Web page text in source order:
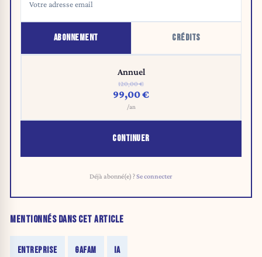
ABONNEMENT CRÉDITS
Annuel
120,00 €
99,00 €
/an
CONTINUER
Déjà abonné(e) ?Se connecter
MENTIONNÉS DANS CET ARTICLE
ENTREPRISE GAFAM IA